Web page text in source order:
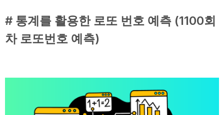
# 통계를 활용한 로또 번호 예측 (1100회
차 로또번호 예측)